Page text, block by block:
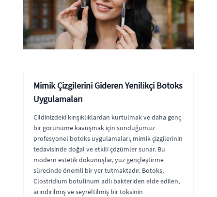
Mimik Çizgilerini Gideren Yenilikçi Botoks
Uygulamaları
Cildinizdeki kırışıklıklardan kurtulmak ve daha genç
bir görünüme kavuşmak için sunduğumuz
profesyonel botoks uygulamaları, mimik çizgilerinin
tedavisinde doğal ve etkili çözümler sunar. Bu
modern estetik dokunuşlar, yüz gençleştirme
sürecinde önemli bir yer tutmaktadır. Botoks,
Clostridium botulinum adlı bakteriden elde edilen,
arındırılmış ve seyreltilmiş bir toksinin